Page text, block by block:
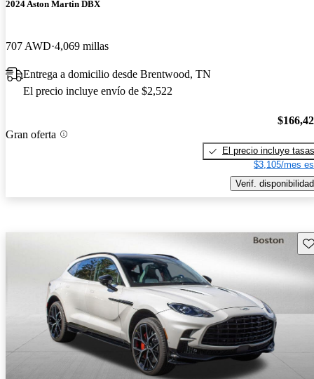
2024 Aston Martin DBX
707 AWD 4,069 millas
Entrega a domicilio desde Brentwood, TN
El precio incluye envío de $2,522
Gran oferta
El precio incluye tasas
$3,105/mes
Verif. disponibilidad